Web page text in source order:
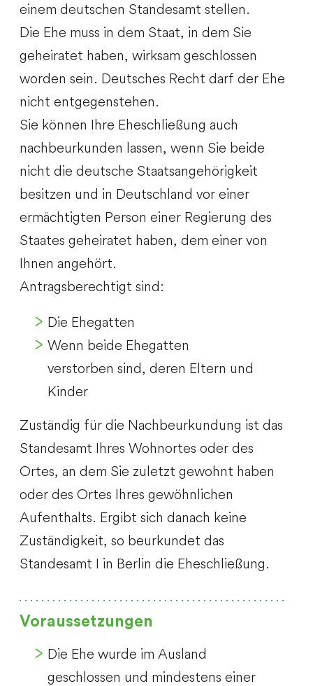
einem deutschen Standesamt stellen.
Die Ehe muss in dem Staat, in dem Sie
geheiratet haben, wirksam geschlossen
worden sein. Deutsches Recht darf der Ehe
nicht entgegenstehen.
Sie können Ihre Eheschließung auch
nachbeurkunden lassen, wenn Sie beide
nicht die deutsche Staatsangehörigkeit
besitzen und in Deutschland vor einer
ermächtigten Person einer Regierung des
Staates geheiratet haben, dem einer von
Ihnen angehört.
Antragsberechtigt sind:
Die Ehegatten
Wenn beide Ehegatten
verstorben sind, deren Eltern und
Kinder
Zuständig für die Nachbeurkundung ist das
Standesamt Ihres Wohnortes oder des
Ortes, an dem Sie zuletzt gewohnt haben
oder des Ortes Ihres gewöhnlichen
Aufenthalts. Ergibt sich danach keine
Zuständigkeit, so beurkundet das
Standesamt I in Berlin die Eheschließung.
Voraussetzungen
Die Ehe wurde im Ausland
geschlossen und mindestens einer